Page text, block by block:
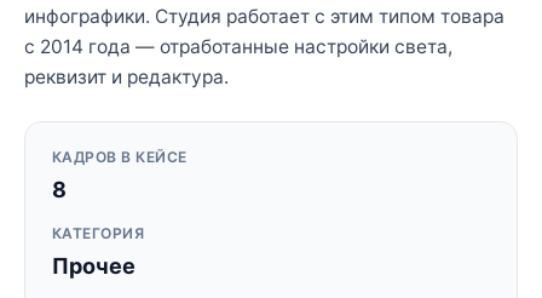
инфографики. Студия работает с этим типом товара
с 2014 года — отработанные настройки света,
реквизит и редактура.
КАДРОВ В КЕЙСЕ
8
КАТЕГОРИЯ
Прочее